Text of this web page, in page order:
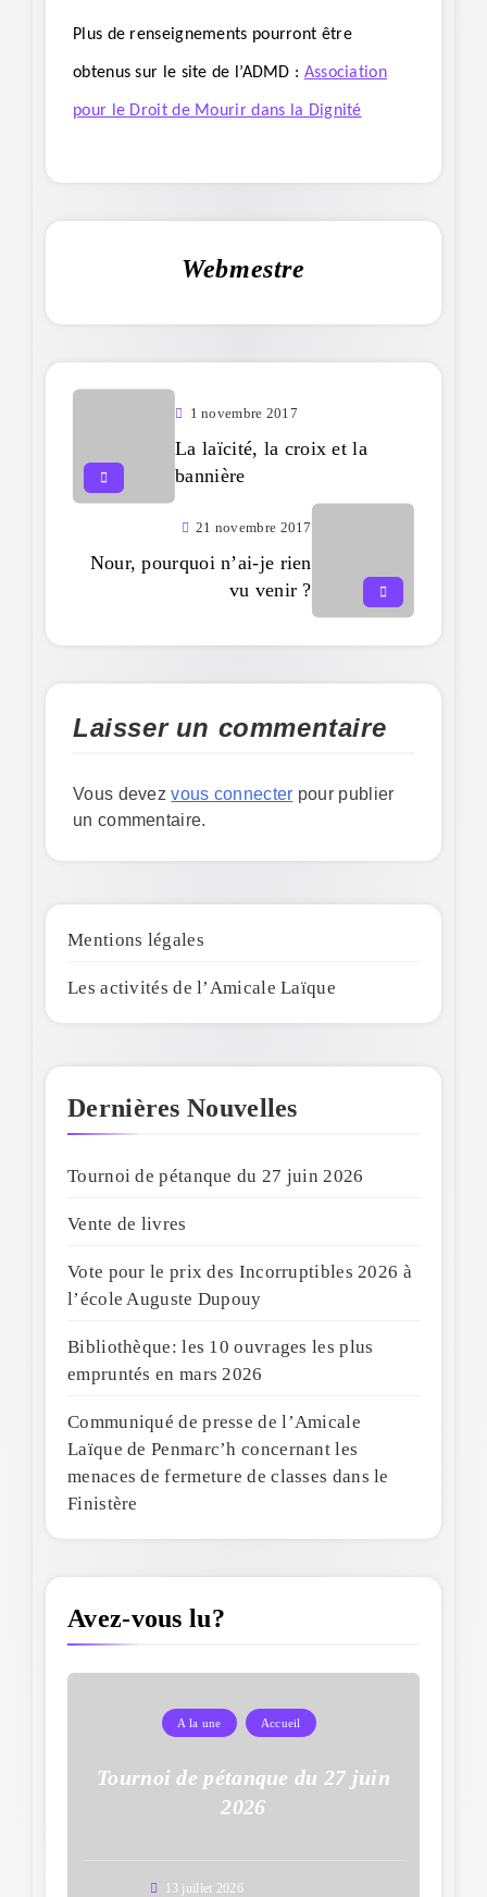
Plus de renseignements pourront être
obtenus sur le site de l’ADMD : Association
pour le Droit de Mourir dans la Dignité
Webmestre
1 novembre 2017
La laïcité, la croix et la
bannière
21 novembre 2017
Nour, pourquoi n’ai-je rien
vu venir ?
Laisser un commentaire
Vous devezvous connecter pour publier
un commentaire.
Mentions légales
Les activités de l’Amicale Laïque
Dernières Nouvelles
Tournoi de pétanque du 27 juin 2026
Vente de livres
Vote pour le prix des Incorruptibles 2026 à
l’école Auguste Dupouy
Bibliothèque: les 10 ouvrages les plus
empruntés en mars 2026
Communiqué de presse de l’Amicale
Laïque de Penmarc’h concernant les
menaces de fermeture de classes dans le
Finistère
Avez-vous lu?
A la une Accueil
Tournoi de pétanque du 27 juin
2026
13 juillet 2026